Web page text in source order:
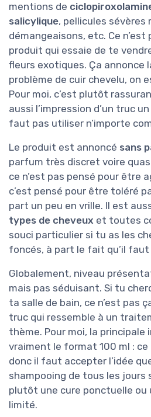
mentions de
salicylique, pellicules sévères
démangeaisons, etc. Ce n’est
produit qui essaie de te
fleurs exotiques. Ça annonce
problème de cuir chevelu, on
Pour moi, c’est plutôt
aussi l’impression d’un truc
faut pas utiliser n’importe
Le produit est annoncé sans
parfum très discret voire
ce n’est pas pensé pour être
c’est pensé pour être toléré
part un peu en vrille. Il est
types de cheveux et toutes
souci particulier si tu as les
foncés, à part le fait qu’il faut
Globalement, niveau
mais pas séduisant. Si tu
ta salle de bain, ce n’est pas
truc qui ressemble à un
thème. Pour moi, la principale
vraiment le format 100 ml : ce
donc il faut accepter l’idée
shampooing de tous les jours
plutôt une cure ponctuelle ou
limité.